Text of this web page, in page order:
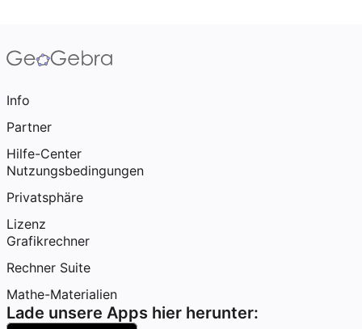
Info
Partner
Hilfe-Center
Nutzungsbedingungen
Privatsphäre
Lizenz
Grafikrechner
Rechner Suite
Mathe-Materialien
Lade unsere Apps hier herunter: